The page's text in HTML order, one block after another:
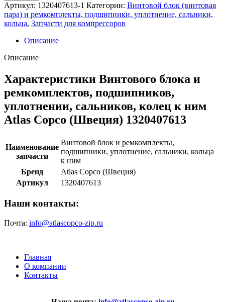
Артикул: 1320407613-1 Категории: Винтовой блок (винтовая
пара) и ремкомплекты, подшипники, уплотнение, сальники,
кольца, Запчасти для компрессоров
Описание
Описание
Характеристики Винтового блока и
ремкомплектов, подшипников,
уплотнении, сальников, колец к ним
Atlas Copco (Швеция) 1320407613
Наименование
запчасти
Винтовой блок и ремкомплекты,
подшипники, уплотнение, сальники, кольца
к ним
Бренд
Atlas Copco (Швеция)
Артикул
1320407613
Наши контакты:
Почта: info@atlascopco-zip.ru
Главная
О компании
Контакты